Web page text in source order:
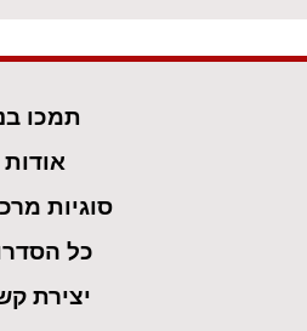
תמכו
אודות
סוגיות
כל
יצירת